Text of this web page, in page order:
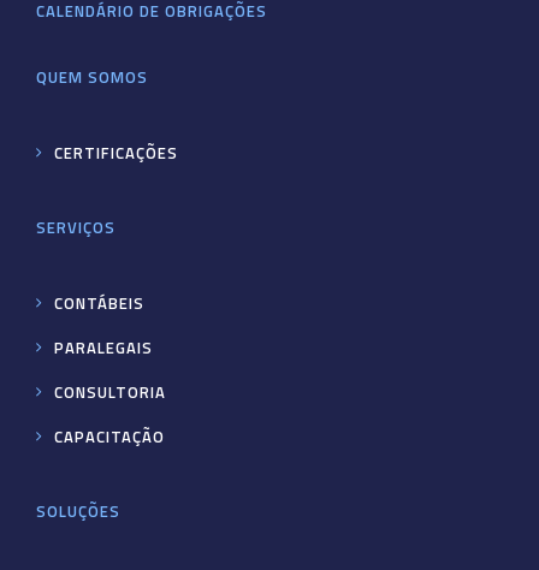
CALENDÁRIO DE OBRIGAÇÕES
QUEM SOMOS
CERTIFICAÇÕES
SERVIÇOS
CONTÁBEIS
PARALEGAIS
CONSULTORIA
CAPACITAÇÃO
SOLUÇÕES